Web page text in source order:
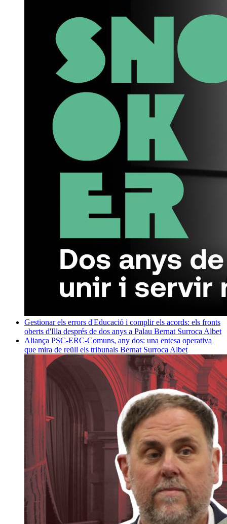
Gestionar els errors d'Educació i complir els acords: els fronts
oberts d'Illa després de dos anys a Palau Bernat Surroca Albet
Aliança PSC-ERC-Comuns, any dos: una entesa operativa
que mira de reüll els tribunals Bernat Surroca Albet